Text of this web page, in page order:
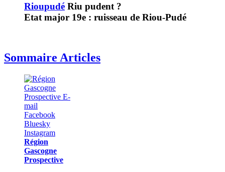
Rioupudé Riu pudent ?
Etat major 19e : ruisseau de Riou-Pudé
Sommaire Articles
Région
Gascogne
Prospective